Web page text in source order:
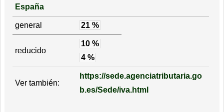
España
general 21 %
reducido
10 %
4 %
Ver también:
https://sede.agenciatributaria.go
b.es/Sede/iva.html